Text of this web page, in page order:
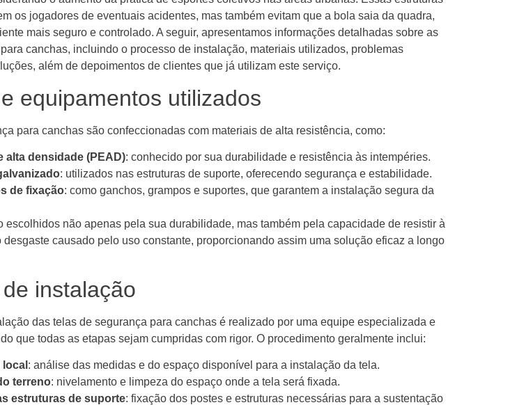
os jogadores de eventuais acidentes, mas também evitam que a bola saia da quadra,
mais seguro e controlado. A seguir, apresentamos informações detalhadas sobre as
canchas, incluindo o processo de instalação, materiais utilizados, problemas
além de depoimentos de clientes que já utilizam este serviço.
equipamentos utilizados
para canchas são confeccionadas com materiais de alta resistência, como:
alta densidade (PEAD): conhecido por sua durabilidade e resistência às intempéries.
: utilizados nas estruturas de suporte, oferecendo segurança e estabilidade.
de fixação: como ganchos, grampos e suportes, que garantem a instalação segura da
escolhidos não apenas pela sua durabilidade, mas também pela capacidade de resistir à
desgaste causado pelo uso constante, proporcionando assim uma solução eficaz a longo
instalação
das telas de segurança para canchas é realizado por uma equipe especializada e
que todas as etapas sejam cumpridas com rigor. O procedimento geralmente inclui:
: análise das medidas e do espaço disponível para a instalação da tela.
terreno: nivelamento e limpeza do espaço onde a tela será fixada.
estruturas de suporte: fixação dos postes e estruturas necessárias para a sustentação